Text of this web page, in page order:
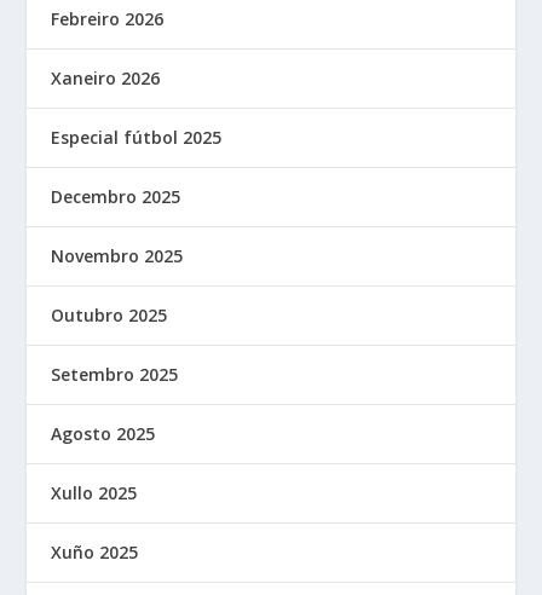
Febreiro 2026
Xaneiro 2026
Especial fútbol 2025
Decembro 2025
Novembro 2025
Outubro 2025
Setembro 2025
Agosto 2025
Xullo 2025
Xuño 2025